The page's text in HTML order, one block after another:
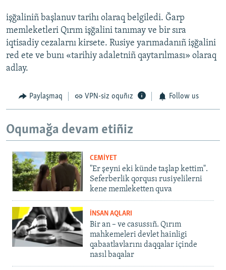
işğaliniñ başlanuv tarihı olaraq belgiledi. Ğarp
memleketleri Qırım işğalini tanımay ve bir sıra
iqtisadiy cezalarnı kirsete. Rusiye yarımadanıñ işğalini
red ete ve bunı «tarihiy adaletniñ qaytarılması» olaraq
adlay.
Paylaşmaq VPN-siz oquñız Follow us
Oqumağa devam etiñiz
CEMİYET
"Er şeyni eki künde taşlap kettim".
Seferberlik qorqusı rusiyelilerni
kene memleketten quva
İNSAN AQLARI
Bir an – ve casussıñ. Qırım
mahkemeleri devlet hainligi
qabaatlavlarını daqqalar içinde
nasıl baqalar